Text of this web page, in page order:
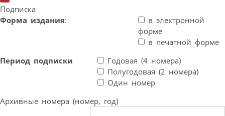
Подписка
Форма издания:
в электронной
форме
в печатной форме
Период подписки
Годовая (4 номера)
Полугодовая (2 номера)
Один номер
Архивные номера (номер, год)